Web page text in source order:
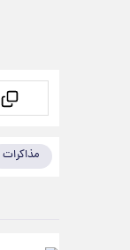
مذاکرات